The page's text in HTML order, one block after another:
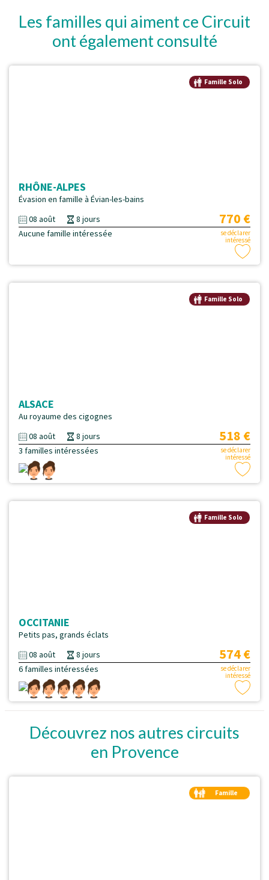
Les familles qui aiment ce Circuit
ont également consulté
Famille Solo
RHÔNE-ALPES
Évasion en famille à Évian-les-bains
08 août
8 jours 770 €
Aucune famille intéressée
se déclarer
intéressé
Famille Solo
ALSACE
Au royaume des cigognes
08 août
8 jours 518 €
3 familles intéressées
se déclarer
intéressé
Famille Solo
OCCITANIE
Petits pas, grands éclats
08 août
8 jours 574 €
6 familles intéressées
se déclarer
intéressé
Découvrez nos autres circuits
en Provence
Famille